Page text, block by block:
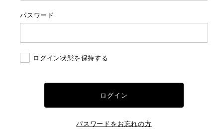
パスワード
ログイン状態を保持する
パスワードをお忘れの方